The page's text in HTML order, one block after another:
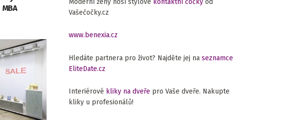
Vašečočky.cz
www.benexia.cz
Hledáte partnera pro život? Najděte jej na seznamce
EliteDate.cz
Interiérové kliky na dveře pro Vaše dveře. Nakupte
kliky u profesionálů!